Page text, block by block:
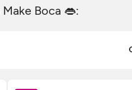
MakeBoca 👄: